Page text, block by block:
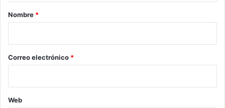
r
*
Nombre *
Correo electrónico *
Web